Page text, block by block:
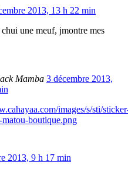
2013, 13 h 22 min
une meuf, jmontre mes
Mamba 3 décembre 2013,
images/s/sti/
boutique.png
2013, 9 h 17 min